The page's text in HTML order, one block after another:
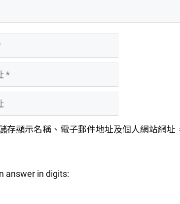
存顯示名稱、電子郵件地址及個人網站網址
answer in digits: